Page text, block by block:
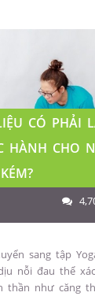
CÓ PHẢI
HÀNH CHO
sang tập
nỗi đau thể
thần như căng